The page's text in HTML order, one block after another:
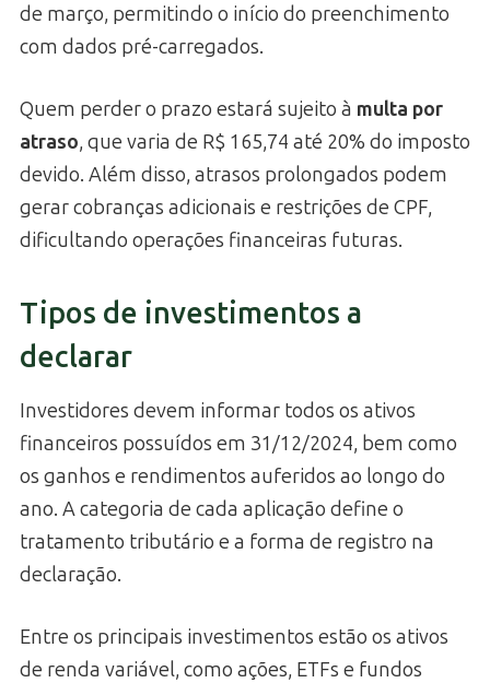
de março, permitindo o início do preenchimento
com dados pré-carregados.
Quem perder o prazo estará sujeito à multa por
atraso, que varia de R$ 165,74 até 20% do imposto
devido. Além disso, atrasos prolongados podem
gerar cobranças adicionais e restrições de CPF,
dificultando operações financeiras futuras.
Tipos de investimentos a
declarar
Investidores devem informar todos os ativos
financeiros possuídos em 31/12/2024, bem como
os ganhos e rendimentos auferidos ao longo do
ano. A categoria de cada aplicação define o
tratamento tributário e a forma de registro na
declaração.
Entre os principais investimentos estão os ativos
de renda variável, como ações, ETFs e fundos